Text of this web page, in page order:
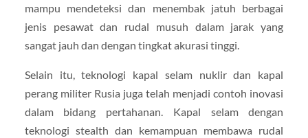
mampu mendeteksi dan menembak jatuh berbagai
jenis pesawat dan rudal musuh dalam jarak yang
sangat jauh dan dengan tingkat akurasi tinggi.
Selain itu, teknologi kapal selam nuklir dan kapal
perang militer Rusia juga telah menjadi contoh inovasi
dalam bidang pertahanan. Kapal selam dengan
teknologi stealth dan kemampuan membawa rudal